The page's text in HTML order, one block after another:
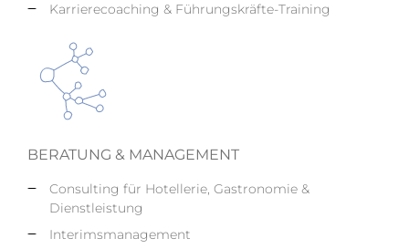
Karrierecoaching & Führungskräfte-Training
BERATUNG & MANAGEMENT
Consulting für Hotellerie, Gastronomie &
Dienstleistung
Interimsmanagement